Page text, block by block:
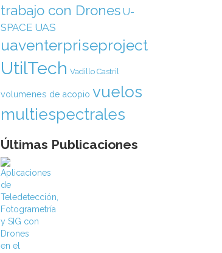
trabajo con Drones U-
SPACE UAS
uaventerpriseproject
UtilTech Vadillo Castril
volumenes de acopio vuelos
multiespectrales
Últimas Publicaciones